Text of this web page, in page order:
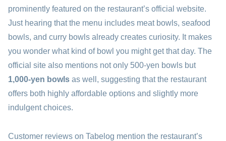
prominently featured on the restaurant’s official website.
Just hearing that the menu includes meat bowls, seafood
bowls, and curry bowls already creates curiosity. It makes
you wonder what kind of bowl you might get that day. The
official site also mentions not only 500-yen bowls but
1,000-yen bowls as well, suggesting that the restaurant
offers both highly affordable options and slightly more
indulgent choices.
Customer reviews on Tabelog mention the restaurant’s